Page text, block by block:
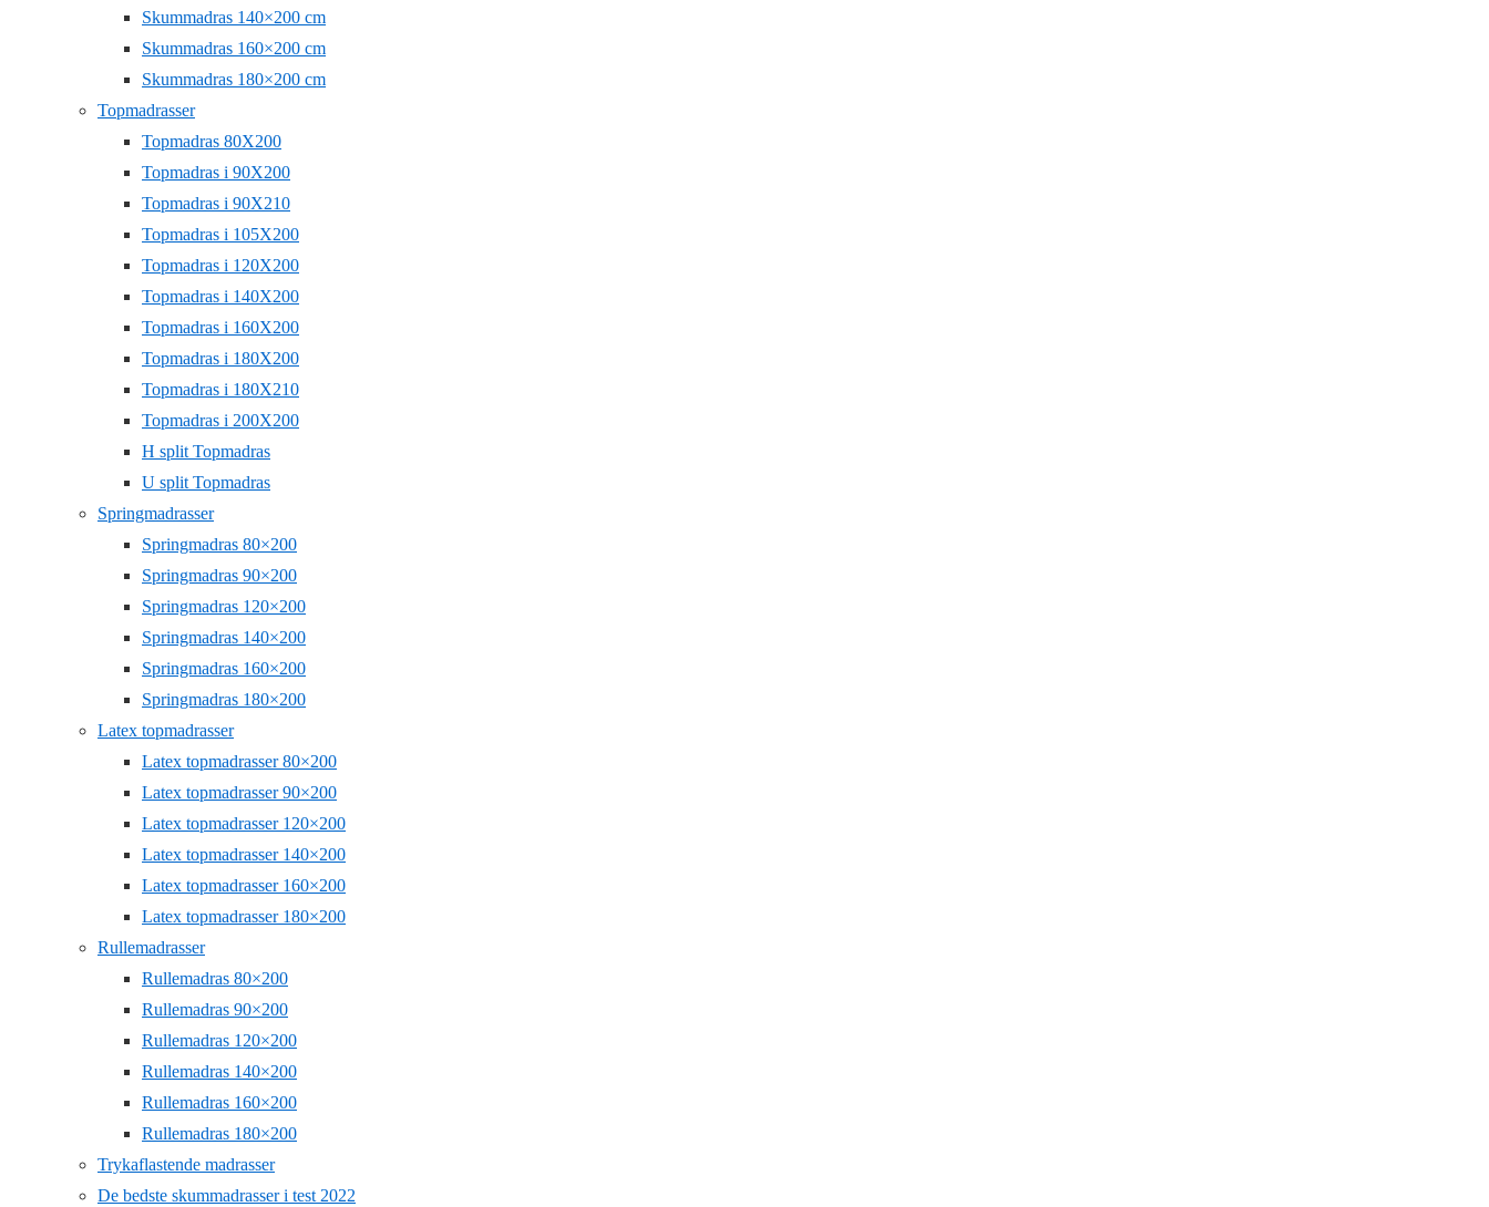
Skummadras 140×200 cm
Skummadras 160×200 cm
Skummadras 180×200 cm
Topmadrasser
Topmadras 80X200
Topmadras i 90X200
Topmadras i 90X210
Topmadras i 105X200
Topmadras i 120X200
Topmadras i 140X200
Topmadras i 160X200
Topmadras i 180X200
Topmadras i 180X210
Topmadras i 200X200
H split Topmadras
U split Topmadras
Springmadrasser
Springmadras 80×200
Springmadras 90×200
Springmadras 120×200
Springmadras 140×200
Springmadras 160×200
Springmadras 180×200
Latex topmadrasser
Latex topmadrasser 80×200
Latex topmadrasser 90×200
Latex topmadrasser 120×200
Latex topmadrasser 140×200
Latex topmadrasser 160×200
Latex topmadrasser 180×200
Rullemadrasser
Rullemadras 80×200
Rullemadras 90×200
Rullemadras 120×200
Rullemadras 140×200
Rullemadras 160×200
Rullemadras 180×200
Trykaflastende madrasser
De bedste skummadrasser i test 2022